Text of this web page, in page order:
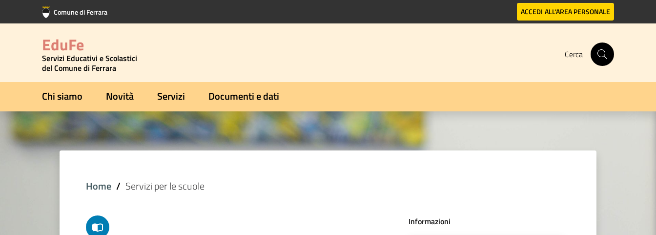
Vai al contenuto principale
Vai al footer Comune di Ferrara ACCEDI ALL'AREA PERSONALE
EduFe
Servizi Educativi e Scolastici
del Comune di Ferrara
Cerca
Chi siamo Novità Servizi Documenti e dati
Home Servizi per le scuole
Informazioni